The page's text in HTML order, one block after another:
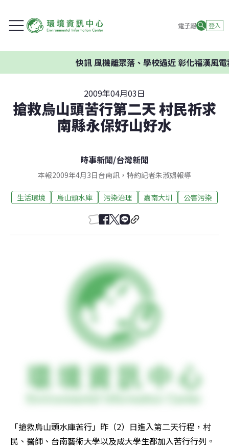
電子報 登入
快訊風機離聚落、學校過近 彰化福漢風電
2009年04月03日
搶救烏山頭苦行第二天 村民祈求
南縣永保好山好水
時事新聞/台灣新聞
本報2009年4月3日台南訊，特約記者朱淑娟報導
生活環境 烏山頭水庫 污染治理 嘉南大圳 公害污染
「搶救烏山頭水庫苦行」昨（2）日進入第二天行程，村
民、醫師、台南藝術大學以及成大學生都加入苦行行列。